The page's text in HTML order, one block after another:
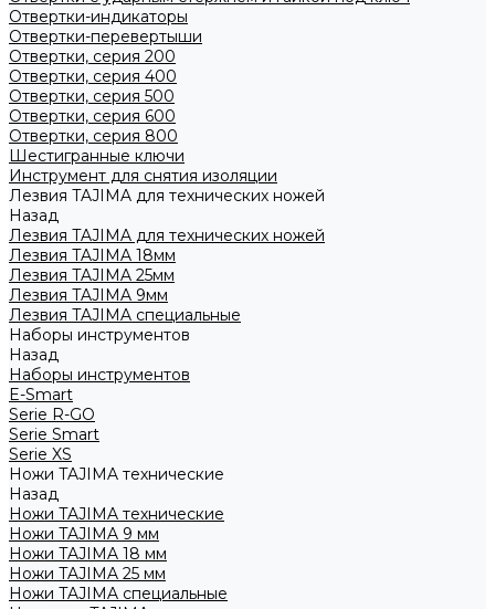
Отвертки-индикаторы
Отвертки-перевертыши
Отвертки, серия 200
Отвертки, серия 400
Отвертки, серия 500
Отвертки, серия 600
Отвертки, серия 800
Шестигранные ключи
Инструмент для снятия изоляции
Лезвия TAJIMA для технических ножей
Назад
Лезвия TAJIMA для технических ножей
Лезвия TAJIMA 18мм
Лезвия TAJIMA 25мм
Лезвия TAJIMA 9мм
Лезвия TAJIMA специальные
Наборы инструментов
Назад
Наборы инструментов
E-Smart
Serie R-GO
Serie Smart
Serie XS
Ножи TAJIMA технические
Назад
Ножи TAJIMA технические
Ножи TAJIMA 9 мм
Ножи TAJIMA 18 мм
Ножи TAJIMA 25 мм
Ножи TAJIMA специальные